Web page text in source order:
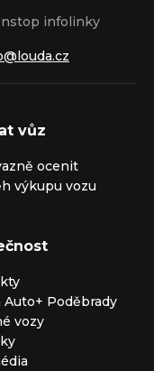
infolinky
vůz
ocenit
výkupu vozu
Auto+ Poděbrady
vozy